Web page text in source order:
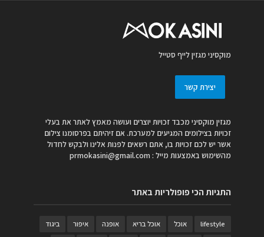
מוקסיני מגזין לייף סטייל
יצירת קשר
מגזין מוקסיני מכבד זכויות יוצרים ועושה מאמץ לאתר את בעלי
זכויות בצילומים המגיעים למערכת. אם זיהיתם בפרסומנו צילום
אשר יש לכם זכויות בו, אתם רשאים לפנות אלינו ולבקש לחדול
מהשימוש באמצעות מייל : prmokasini@gmail.com
התגיות הכי פופולריות באתר
lifestyle אוכל אוכל בריא אופנה איפור
ביגוד